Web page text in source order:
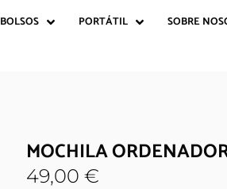
BOLSOS PORTÁTIL SOBRE
MOCHILA
49,00 €